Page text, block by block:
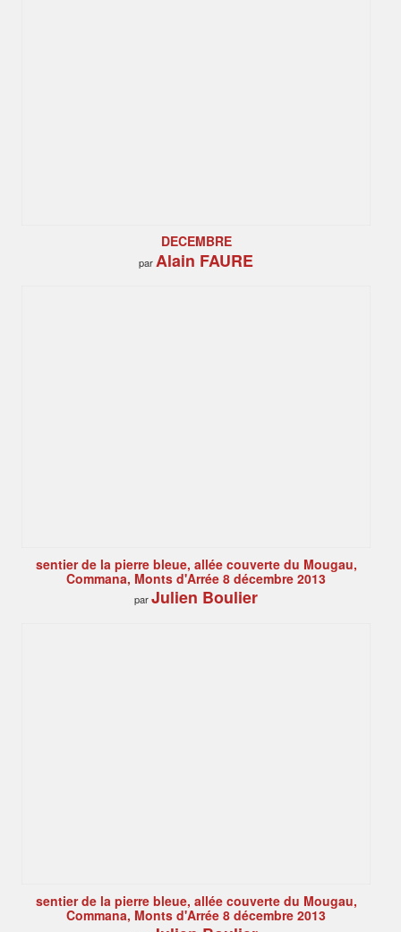
DECEMBRE
parAlain FAURE
sentier de la pierre bleue, allée couverte du Mougau,
Commana, Monts d'Arrée 8 décembre 2013
parJulien Boulier
sentier de la pierre bleue, allée couverte du Mougau,
Commana, Monts d'Arrée 8 décembre 2013